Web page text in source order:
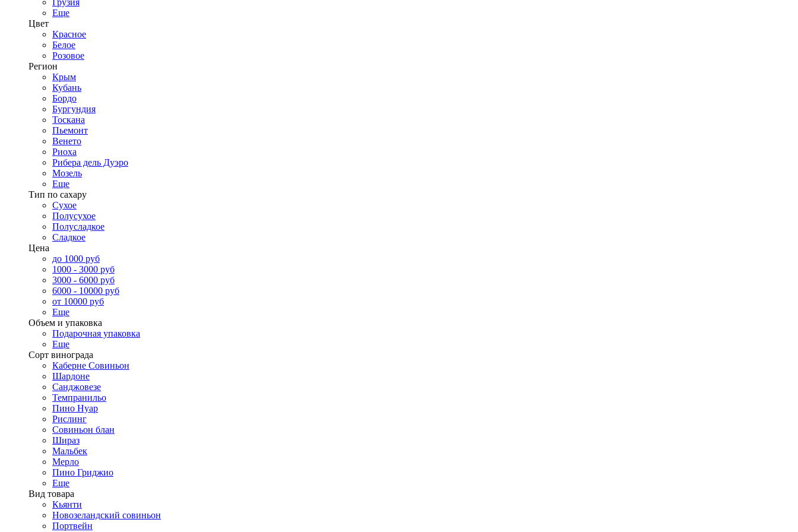
Грузия
Еще
Цвет
Красное
Белое
Розовое
Регион
Крым
Кубань
Бордо
Бургундия
Тоскана
Пьемонт
Венето
Риоха
Рибера дель Дуэро
Мозель
Еще
Тип по сахару
Сухое
Полусухое
Полусладкое
Сладкое
Цена
до 1000 руб
1000 - 3000 руб
3000 - 6000 руб
6000 - 10000 руб
от 10000 руб
Еще
Объем и упаковка
Подарочная упаковка
Еще
Сорт винограда
Каберне Совиньон
Шардоне
Санджовезе
Темпранильо
Пино Нуар
Рислинг
Совиньон блан
Шираз
Мальбек
Мерло
Пино Гриджио
Еще
Вид товара
Кьянти
Новозеландский совиньон
Портвейн